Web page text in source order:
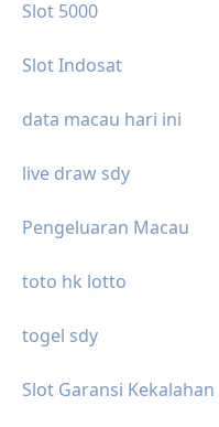
Slot 5000
Slot Indosat
data macau hari ini
live draw sdy
Pengeluaran Macau
toto hk lotto
togel sdy
Slot Garansi Kekalahan